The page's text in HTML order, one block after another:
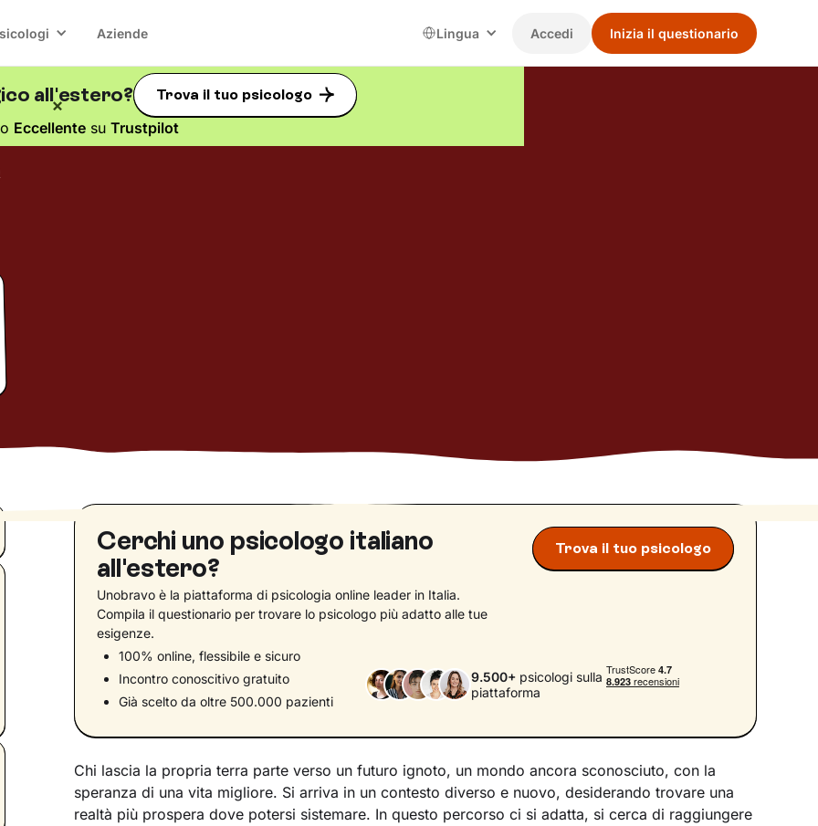
Aziende Lingua Accedi Inizia il questionario
all'estero? Trova il tuo psicologo
Eccellente suTrustpilot
Cerchi uno psicologo italiano
all'estero?
Unobravo è la piattaforma di psicologia online leader in Italia.
Compila il questionario per trovare lo psicologo più adatto alle tue
esigenze.
Trova il tuo psicologo
100% online, flessibile e sicuro
Incontro conoscitivo gratuito
Già scelto da oltre 500.000 pazienti
9.500+psicologi sulla
piattaforma
Chi lascia la propria terra parte verso un futuro ignoto, un mondo ancora sconosciuto, con la
speranza di una vita migliore. Si arriva in un contesto diverso e nuovo, desiderando trovare una
realtà più prospera dove potersi sistemare. In questo percorso ci si adatta, si cerca di raggiungere